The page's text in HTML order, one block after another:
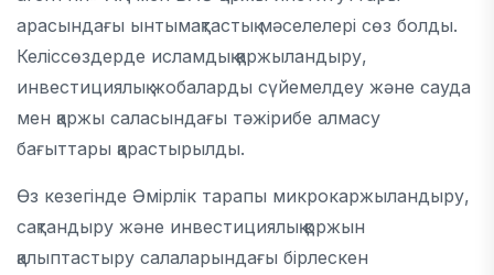
арасындағы ынтымақтастық мәселелері сөз болды.
Келіссөздерде исламдық қаржыландыру,
инвестициялық жобаларды сүйемелдеу және сауда
мен қаржы саласындағы тәжірибе алмасу
бағыттары қарастырылды.
Өз кезегінде Әмірлік тарапы микрокаржыландыру,
сақтандыру және инвестициялық қоржын
қалыптастыру салаларындағы бірлескен